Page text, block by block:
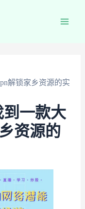
解锁家乡资源的实
一款大
资源的